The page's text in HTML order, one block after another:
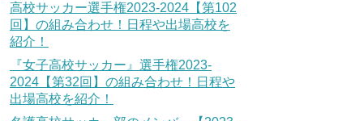
高校サッカー選手権2023-2024【第102
回】の組み合わせ！日程や出場高校を
紹介！
『女子高校サッカー』選手権2023-
2024【第32回】の組み合わせ！日程や
出場高校を紹介！